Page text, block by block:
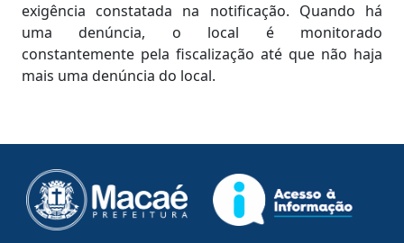
exigência constatada na notificação. Quando há
uma denúncia, o local é monitorado
constantemente pela fiscalização até que não haja
mais uma denúncia do local.